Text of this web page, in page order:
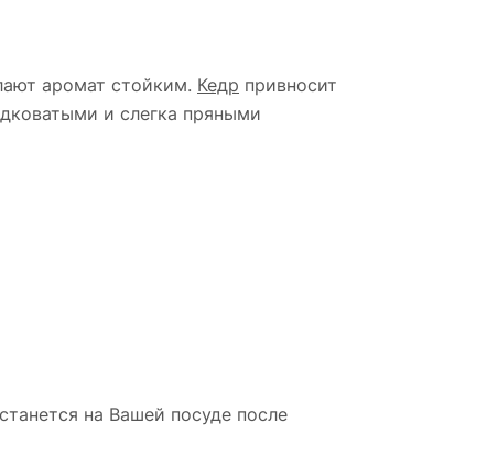
аромат стойким. Кедр привносит
и слегка пряными
на Вашей посуде после